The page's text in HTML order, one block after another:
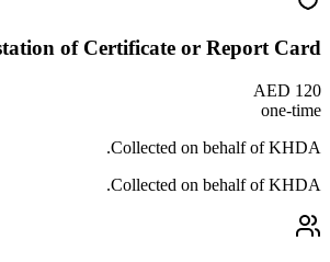
of Certificate or Report Card
AED 120
one-time
Collected on behalf of KHDA.
Collected on behalf of KHDA.